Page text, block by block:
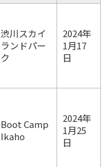
渋川スカイ
ランドパー
ク
2024年
1月17
日
Boot Camp
Ikaho
2024年
1月25
日